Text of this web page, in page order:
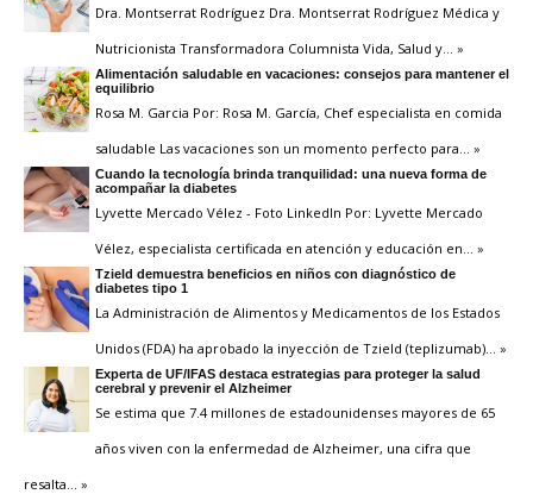
Dra. Montserrat Rodríguez Dra. Montserrat Rodríguez Médica y
Nutricionista Transformadora Columnista Vida, Salud y … »
Alimentación saludable en vacaciones: consejos para mantener el
equilibrio
Rosa M. Garcia Por: Rosa M. García, Chef especialista en comida
saludable Las vacaciones son un momento perfecto para … »
Cuando la tecnología brinda tranquilidad: una nueva forma de
acompañar la diabetes
Lyvette Mercado Vélez - Foto LinkedIn Por: Lyvette Mercado
Vélez, especialista certificada en atención y educación en … »
Tzield demuestra beneficios en niños con diagnóstico de
diabetes tipo 1
La Administración de Alimentos y Medicamentos de los Estados
Unidos (FDA) ha aprobado la inyección de Tzield (teplizumab) … »
Experta de UF/IFAS destaca estrategias para proteger la salud
cerebral y prevenir el Alzheimer
Se estima que 7.4 millones de estadounidenses mayores de 65
años viven con la enfermedad de Alzheimer, una cifra que
resalta … »